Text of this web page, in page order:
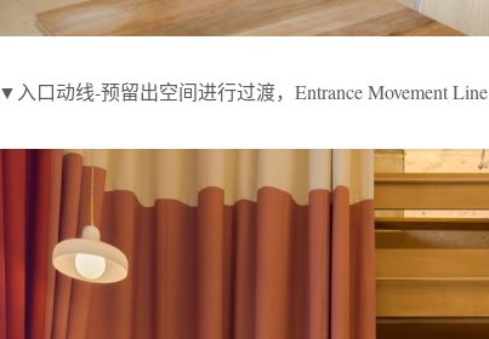
▼入口动线-预留出空间进行过渡，Entrance Movement Line